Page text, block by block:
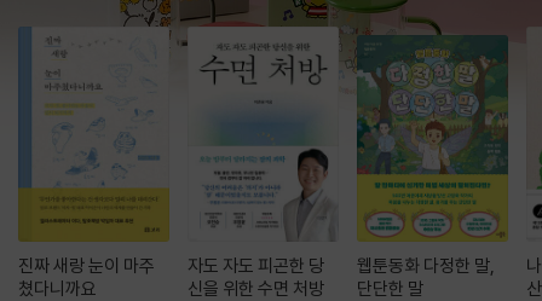
진짜 새랑 눈이 마주
쳤다니까요
자도 자도 피곤한 당
신을 위한 수면 처방
웹툰동화 다정한 말,
단단한 말